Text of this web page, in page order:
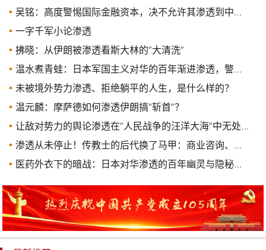
吴铭：高度警惕国际金融资本，决不允许其渗透到中国来
一字千军小论渗透
拂晓：从伊朗被渗透看斯大林的“大清洗”
温水煮青蛙：日本军国主义对华的百年渐进渗透，警钟必须长鸣！
未被境外势力渗透、拒绝躺平的人生，是什么样的？
温元麟：摩萨德如何渗透伊朗搞“斩首”？
让敌对势力的舆论渗透在“人民战争的汪洋大海”中无处遁形
渗透从未停止！传教士的后代换了马甲：商业咨询、科研合作……
医药外衣下的暗战：日本对华渗透的百年幽灵与隐秘逻辑